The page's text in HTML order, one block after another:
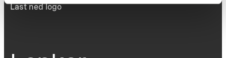
Last ned logo